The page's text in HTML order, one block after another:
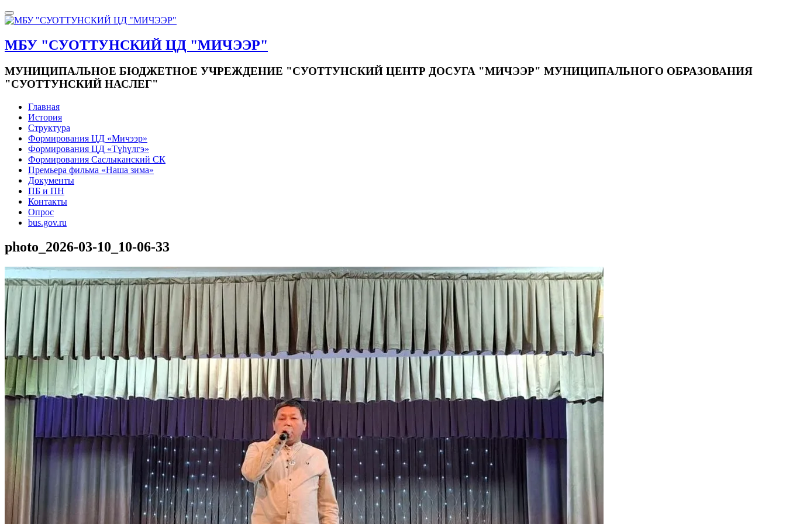
МБУ "СУОТТУНСКИЙ ЦД "МИЧЭЭР"
МУНИЦИПАЛЬНОЕ БЮДЖЕТНОЕ УЧРЕЖДЕНИЕ "СУОТТУНСКИЙ ЦЕНТР ДОСУГА "МИЧЭЭР" МУНИЦИПАЛЬНОГО ОБРАЗОВАНИЯ
"СУОТТУНСКИЙ НАСЛЕГ"
Главная
История
Структура
Формирования ЦД «Мичээр»
Формирования ЦД «Түһүлгэ»
Формирования Саслыканский СК
Премьера фильма «Наша зима»
Документы
ПБ и ПН
Контакты
Опрос
bus.gov.ru
photo_2026-03-10_10-06-33